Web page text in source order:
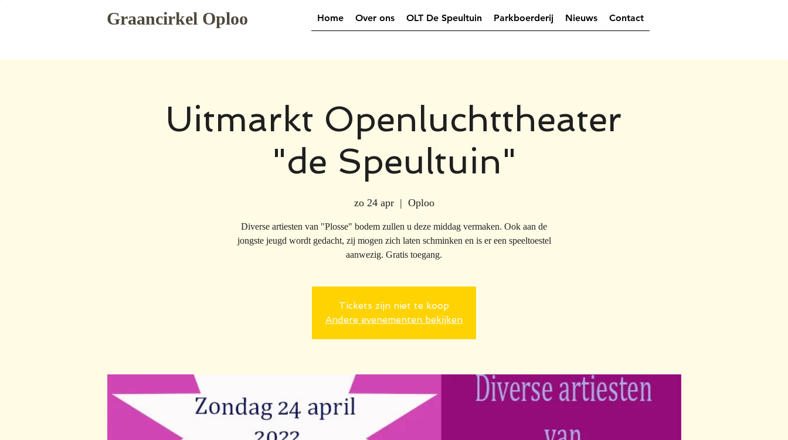
Graancirkel Oploo Home Over ons OLT De Speultuin Parkboerderij Nieuws Contact
Uitmarkt Openluchttheater
"de Speultuin"
zo 24 apr
  |
Oploo
Diverse artiesten van "Plosse" bodem zullen u deze middag vermaken. Ook aan de
jongste jeugd wordt gedacht, zij mogen zich laten schminken en is er een speeltoestel
aanwezig. Gratis toegang.
Tickets zijn niet te koop
Andere evenementen bekijken